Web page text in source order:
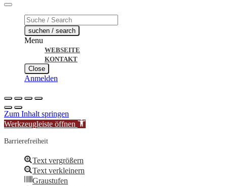
Products
search
suchen / search
Menu
WEBSEITE
KONTAKT
Close
Anmelden
Zum Inhalt springen
Werkzeugleiste öffnen
Barrierefreiheit
Text vergrößern
Text verkleinern
Graustufen